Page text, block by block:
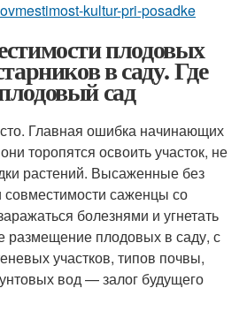
kultur-pri-posadke
плодовых
в саду. Где
сад
Главная ошибка начинающих
торопятся освоить участок, не
растений. Высаженные без
совместимости саженцы со
болезнями и угнетать
размещение плодовых в саду, с
участков, типов почвы,
вод — залог будущего